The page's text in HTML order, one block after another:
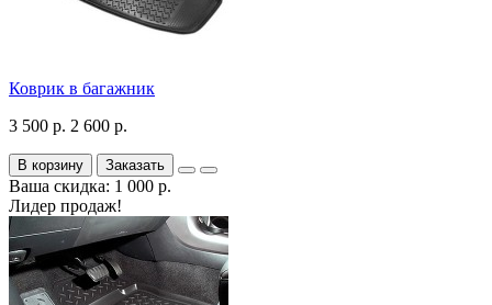
Коврик в багажник
3 500 р. 2 600 р.
В корзину Заказать
Ваша скидка: 1 000 р.
Лидер продаж!